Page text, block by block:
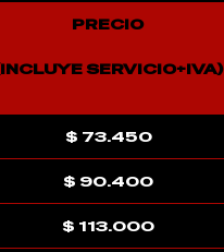
PRECIO
SERVICIO+IVA)
$ 73.450
$ 90.400
$ 113.000